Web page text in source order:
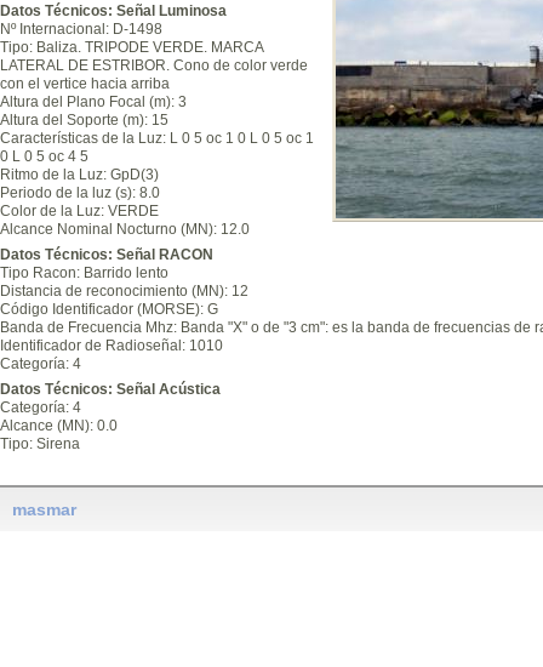
Datos Técnicos: Señal Luminosa
Nº Internacional: D-1498
Tipo: Baliza. TRIPODE VERDE. MARCA
LATERAL DE ESTRIBOR. Cono de color verde
con el vertice hacia arriba
Altura del Plano Focal (m): 3
Altura del Soporte (m): 15
Características de la Luz: L 0 5 oc 1 0 L 0 5 oc 1
0 L 0 5 oc 4 5
Ritmo de la Luz: GpD(3)
Periodo de la luz (s): 8.0
Color de la Luz: VERDE
Alcance Nominal Nocturno (MN): 12.0
Datos Técnicos: Señal RACON
Tipo Racon: Barrido lento
Distancia de reconocimiento (MN): 12
Código Identificador (MORSE): G
Banda de Frecuencia Mhz: Banda "X" o de "3 cm": es la banda de frecuencias de
Identificador de Radioseñal: 1010
Categoría: 4
Datos Técnicos: Señal Acústica
Categoría: 4
Alcance (MN): 0.0
Tipo: Sirena
masmar